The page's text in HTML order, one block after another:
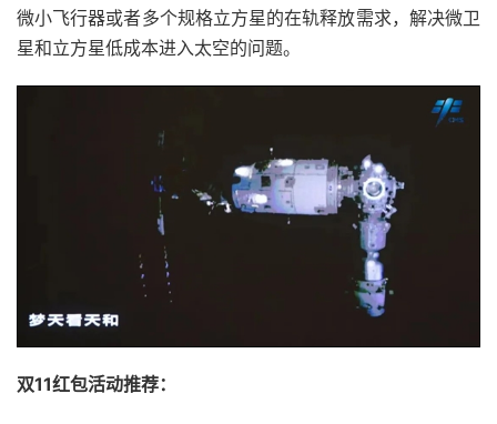
微小飞行器或者多个规格立方星的在轨释放需求，解决微卫
星和立方星低成本进入太空的问题。
双11红包活动推荐：